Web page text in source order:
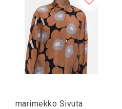
marimekko Sivuta